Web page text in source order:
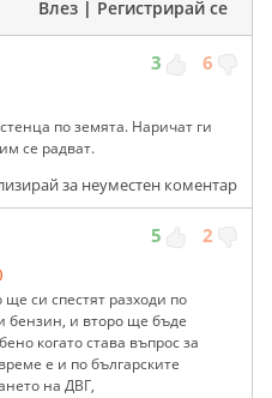
Влез | Регистрирай се
3 6
по земята. Наричат ги
се радват.
за неуместен коментар
5 2
си спестят разходи по
бензин, и второ ще бъде
когато става въпрос за
е и по българските
на ДВГ,